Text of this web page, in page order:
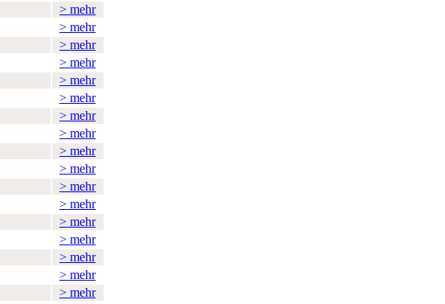
> mehr
> mehr
> mehr
> mehr
> mehr
> mehr
> mehr
> mehr
> mehr
> mehr
> mehr
> mehr
> mehr
> mehr
> mehr
> mehr
> mehr